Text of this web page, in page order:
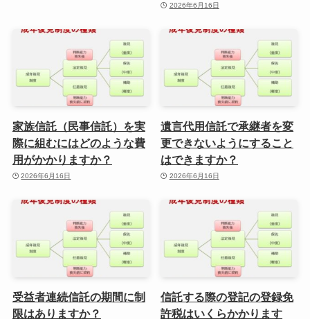
2026年6月16日
家族信託（民事信託）を実
際に組むにはどのような費
用がかかりますか？
2026年6月16日
遺言代用信託で承継者を変
更できないようにすること
はできますか？
2026年6月16日
受益者連続信託の期間に制
限はありますか？
信託する際の登記の登録免
許税はいくらかかります